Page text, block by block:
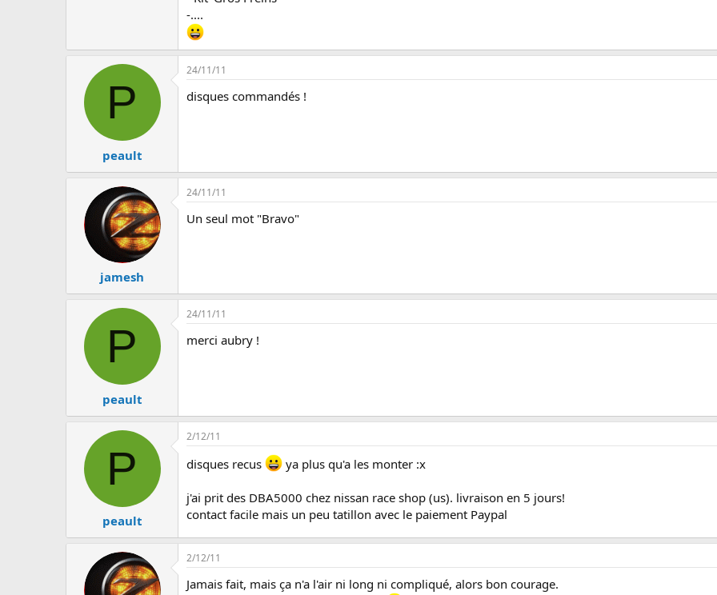
-....
P
peault
24/11/11
disques commandés !
jamesh
24/11/11
Un seul mot "Bravo"
P
peault
24/11/11
merci aubry !
P
peault
2/12/11
disques recus ya plus qu'a les monter :x
j'ai prit des DBA5000 chez nissan race shop (us). livraison en 5 jours!
contact facile mais un peu tatillon avec le paiement Paypal
2/12/11
Jamais fait, mais ça n'a l'air ni long ni compliqué, alors bon courage.